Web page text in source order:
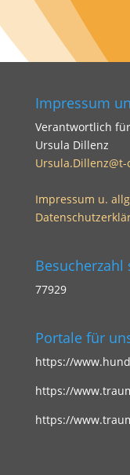
Impressum
Verantwortlich
Ursula Dillenz
Impressum u.
Besucherzahl
77929
Portale für
https://
https://
https://